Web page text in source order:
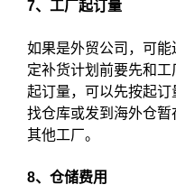
7、工厂起订量
如果是外贸公司，可能
定补货计划前要先和
起订量，可以先按起
找仓库或发到海外仓
其他工厂。
8、仓储费用